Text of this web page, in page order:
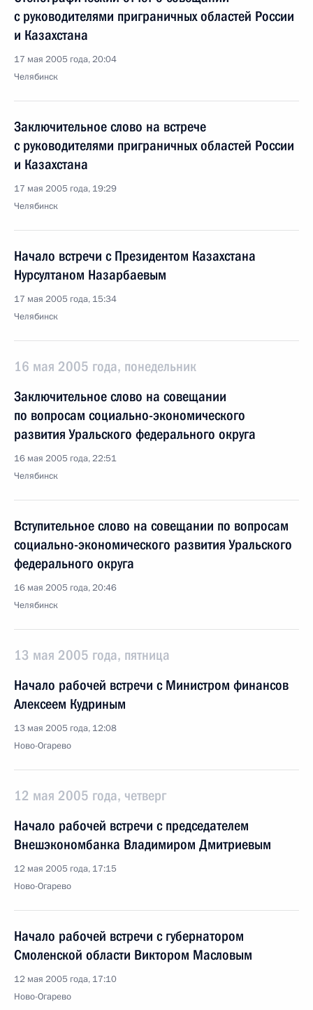
с руководителями приграничных областей России
и Казахстана
17 мая 2005 года, 20:04
Челябинск
Заключительное слово на встрече
с руководителями приграничных областей России
и Казахстана
17 мая 2005 года, 19:29
Челябинск
Начало встречи с Президентом Казахстана
Нурсултаном Назарбаевым
17 мая 2005 года, 15:34
Челябинск
16 мая 2005 года, понедельник
Заключительное слово на совещании
по вопросам социально-экономического
развития Уральского федерального округа
16 мая 2005 года, 22:51
Челябинск
Вступительное слово на совещании по вопросам
социально-экономического развития Уральского
федерального округа
16 мая 2005 года, 20:46
Челябинск
13 мая 2005 года, пятница
Начало рабочей встречи с Министром финансов
Алексеем Кудриным
13 мая 2005 года, 12:08
Ново-Огарево
12 мая 2005 года, четверг
Начало рабочей встречи с председателем
Внешэкономбанка Владимиром Дмитриевым
12 мая 2005 года, 17:15
Ново-Огарево
Начало рабочей встречи с губернатором
Смоленской области Виктором Масловым
12 мая 2005 года, 17:10
Ново-Огарево